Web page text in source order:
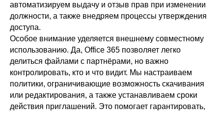
автоматизируем выдачу и отзыв прав при изменении
должности, а также внедряем процессы утверждения
доступа.
Особое внимание уделяется внешнему совместному
использованию. Да, Office 365 позволяет легко
делиться файлами с партнёрами, но важно
контролировать, кто и что видит. Мы настраиваем
политики, ограничивающие возможность скачивания
или редактирования, а также устанавливаем сроки
действия приглашений. Это помогает гарантировать,